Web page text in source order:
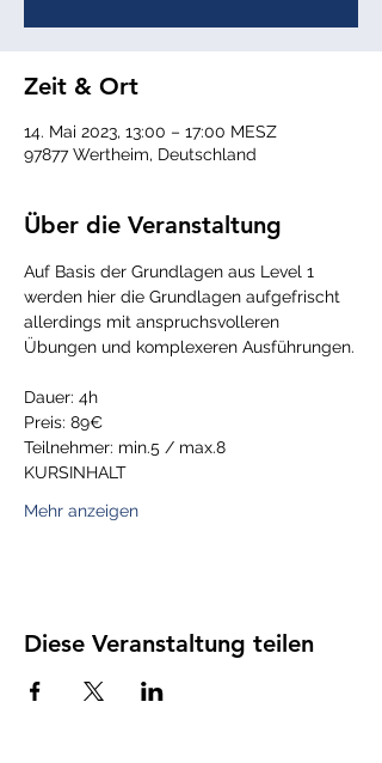
Zeit & Ort
14. Mai 2023, 13:00 – 17:00 MESZ
97877 Wertheim, Deutschland
Über die Veranstaltung
Auf Basis der Grundlagen aus Level 1
werden hier die Grundlagen aufgefrischt
allerdings mit anspruchsvolleren
Übungen und komplexeren Ausführungen.
Dauer: 4h
Preis: 89€
Teilnehmer: min.5 / max.8
KURSINHALT
Mehr anzeigen
Diese Veranstaltung teilen